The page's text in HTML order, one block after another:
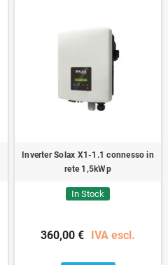
Inverter Solax X1-1.1 connesso in
rete 1,5kWp
In Stock
360,00 € IVA escl.